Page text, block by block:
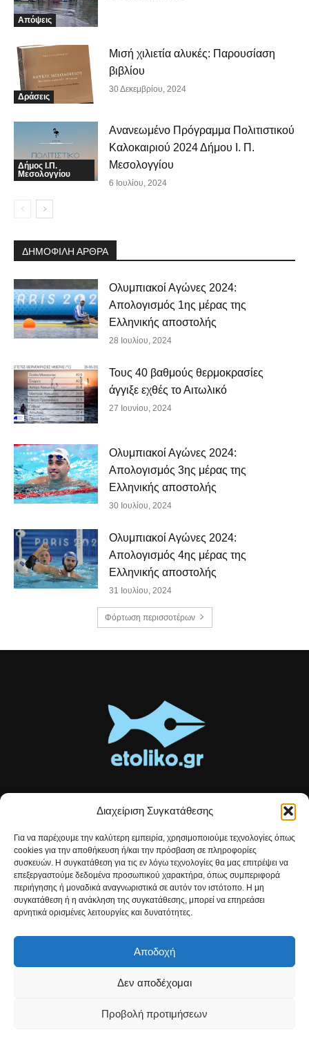
Διαχείριση Συγκατάθεσης
Για να παρέχουμε την καλύτερη εμπειρία, χρησιμοποιούμε τεχνολογίες όπως
cookies για την αποθήκευση ή/και την πρόσβαση σε πληροφορίες
συσκευών. Η συγκατάθεση για τις εν λόγω τεχνολογίες θα μας επιτρέψει να
επεξεργαστούμε δεδομένα προσωπικού χαρακτήρα, όπως συμπεριφορά
περιήγησης ή μοναδικά αναγνωριστικά σε αυτόν τον ιστότοπο. Η μη
συγκατάθεση ή η ανάκληση της συγκατάθεσης, μπορεί να επηρεάσει
αρνητικά ορισμένες λειτουργίες και δυνατότητες.
Αποδοχή
Δεν αποδέχομαι
Προβολή προτιμήσεων
Απόψεις
Δράσεις
Μισή χιλιετία αλυκές: Παρουσίαση
βιβλίου
30 Δεκεμβρίου, 2024
Δήμος Ι.Π.
Μεσολογγίου
Ανανεωμένο Πρόγραμμα Πολιτιστικού
Καλοκαιριού 2024 Δήμου Ι. Π.
Μεσολογγίου
6 Ιουλίου, 2024
ΔΗΜΟΦΙΛΗ ΑΡΘΡΑ
Ολυμπιακοί Αγώνες 2024:
Απολογισμός 1ης μέρας της
Ελληνικής αποστολής
28 Ιουλίου, 2024
Τους 40 βαθμούς θερμοκρασίες
άγγιξε εχθές το Αιτωλικό
27 Ιουνίου, 2024
Ολυμπιακοί Αγώνες 2024:
Απολογισμός 3ης μέρας της
Ελληνικής αποστολής
30 Ιουλίου, 2024
Ολυμπιακοί Αγώνες 2024:
Απολογισμός 4ης μέρας της
Ελληνικής αποστολής
31 Ιουλίου, 2024
Φόρτωση περισσοτέρων
Τοπικές ειδήσεις, αναλύσεις και ιστορίες από το Αιτωλικό
Αρθρογραφία που συνδέει, εμπνέει και ενημερώνει.
Επικοινωνήστε μαζί μας:etolikogr@gmail.com
ΒΡΕΙΤΕ ΜΑΣ